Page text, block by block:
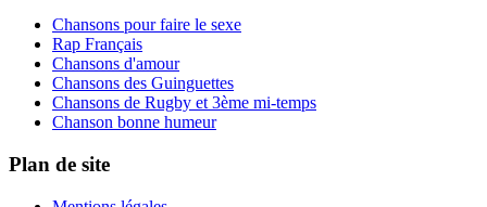
Chansons pour faire le sexe
Rap Français
Chansons d'amour
Chansons des Guinguettes
Chansons de Rugby et 3ème mi-temps
Chanson bonne humeur
Plan de site